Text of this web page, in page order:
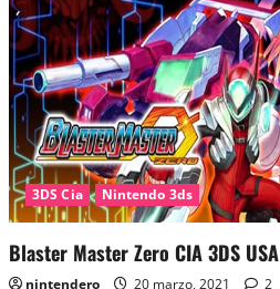
3DS Cia Nintendo 3ds
Blaster Master Zero CIA 3DS USA
nintendero 20 marzo, 2021 2